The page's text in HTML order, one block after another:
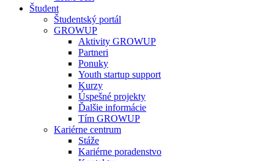
Študent
Študentský portál
GROWUP
Aktivity GROWUP
Partneri
Ponuky
Youth startup support
Kurzy
Úspešné projekty
Ďalšie informácie
Tím GROWUP
Kariérne centrum
Stáže
Kariérne poradenstvo